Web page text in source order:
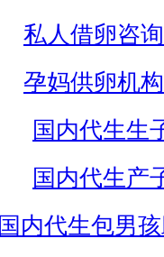
私人借卵咨询
孕妈供卵机构
国内代生生
国内代生产
国内代生包男